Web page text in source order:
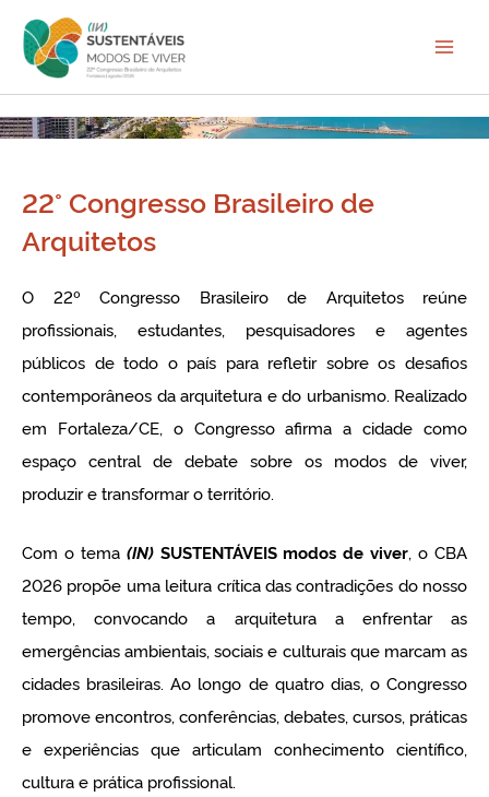
para
conteúdo
22° Congresso Brasileiro de
Arquitetos
O 22º Congresso Brasileiro de Arquitetos reúne
profissionais, estudantes, pesquisadores e agentes
públicos de todo o país para refletir sobre os desafios
contemporâneos da arquitetura e do urbanismo. Realizado
em Fortaleza/CE, o Congresso afirma a cidade como
espaço central de debate sobre os modos de viver,
produzir e transformar o território.
Com o tema (IN)SUSTENTÁVEIS modos de viver, o CBA
2026 propõe uma leitura crítica das contradições do nosso
tempo, convocando a arquitetura a enfrentar as
emergências ambientais, sociais e culturais que marcam as
cidades brasileiras. Ao longo de quatro dias, o Congresso
promove encontros, conferências, debates, cursos, práticas
e experiências que articulam conhecimento científico,
cultura e prática profissional.